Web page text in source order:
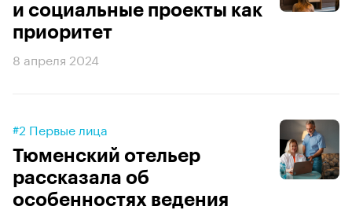
и социальные проекты как
приоритет
8 апреля 2024
#2 Первые лица
Тюменский отельер
рассказала об
особенностях ведения